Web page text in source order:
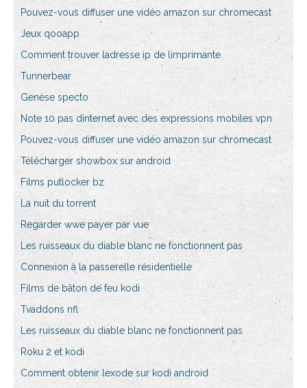
Pouvez-vous diffuser une vidéo amazon sur chromecast
Jeux qooapp
Comment trouver ladresse ip de limprimante
Tunnerbear
Genèse specto
Note 10 pas dinternet avec des expressions mobiles vpn
Pouvez-vous diffuser une vidéo amazon sur chromecast
Télécharger showbox sur android
Films putlocker bz
La nuit du torrent
Regarder wwe payer par vue
Les ruisseaux du diable blanc ne fonctionnent pas
Connexion à la passerelle résidentielle
Films de bâton de feu kodi
Tvaddons nfl
Les ruisseaux du diable blanc ne fonctionnent pas
Roku 2 et kodi
Comment obtenir lexode sur kodi android